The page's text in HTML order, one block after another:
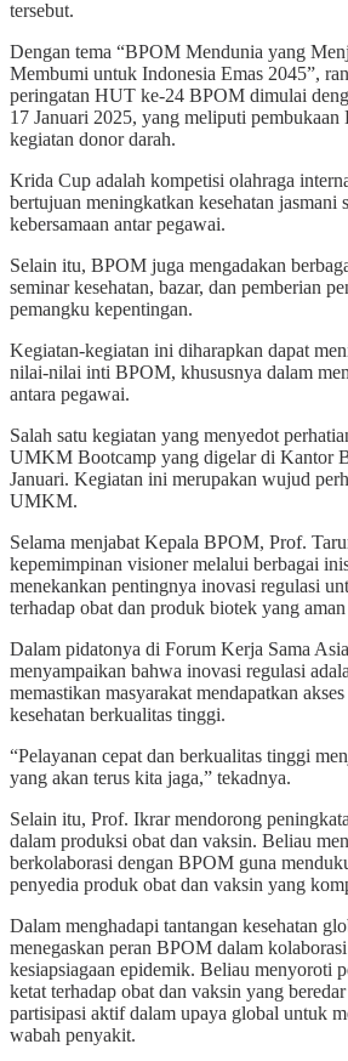
tersebut.
Dengan tema “BPOM Mendunia yang
Membumi untuk Indonesia Emas 2045”,
peringatan HUT ke-24 BPOM dimulai
17 Januari 2025, yang meliputi
kegiatan donor darah.
Krida Cup adalah kompetisi olahraga
bertujuan meningkatkan kesehatan jasmani
kebersamaan antar pegawai.
Selain itu, BPOM juga mengadakan
seminar kesehatan, bazar, dan pemberian
pemangku kepentingan.
Kegiatan-kegiatan ini diharapkan dapat
nilai-nilai inti BPOM, khususnya dalam
antara pegawai.
Salah satu kegiatan yang menyedot
UMKM Bootcamp yang digelar di Kantor
Januari. Kegiatan ini merupakan wujud
UMKM.
Selama menjabat Kepala BPOM, Prof.
kepemimpinan visioner melalui berbagai
menekankan pentingnya inovasi regulasi
terhadap obat dan produk biotek yang
Dalam pidatonya di Forum Kerja Sama
menyampaikan bahwa inovasi regulasi
memastikan masyarakat mendapatkan
kesehatan berkualitas tinggi.
“Pelayanan cepat dan berkualitas tinggi
yang akan terus kita jaga,” tekadnya.
Selain itu, Prof. Ikrar mendorong
dalam produksi obat dan vaksin. Beliau
berkolaborasi dengan BPOM guna
penyedia produk obat dan vaksin yang
Dalam menghadapi tantangan kesehatan
menegaskan peran BPOM dalam
kesiapsiagaan epidemik. Beliau menyoroti
ketat terhadap obat dan vaksin yang
partisipasi aktif dalam upaya global untuk
wabah penyakit.